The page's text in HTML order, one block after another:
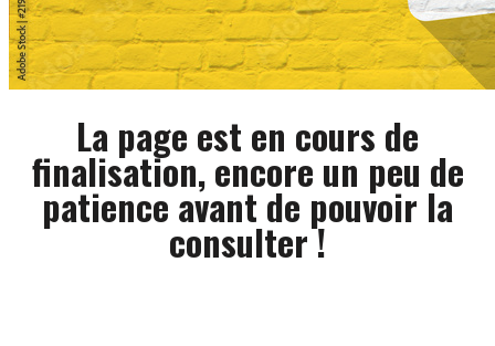
La page est en cours de
finalisation, encore un peu de
patience avant de pouvoir la
consulter !